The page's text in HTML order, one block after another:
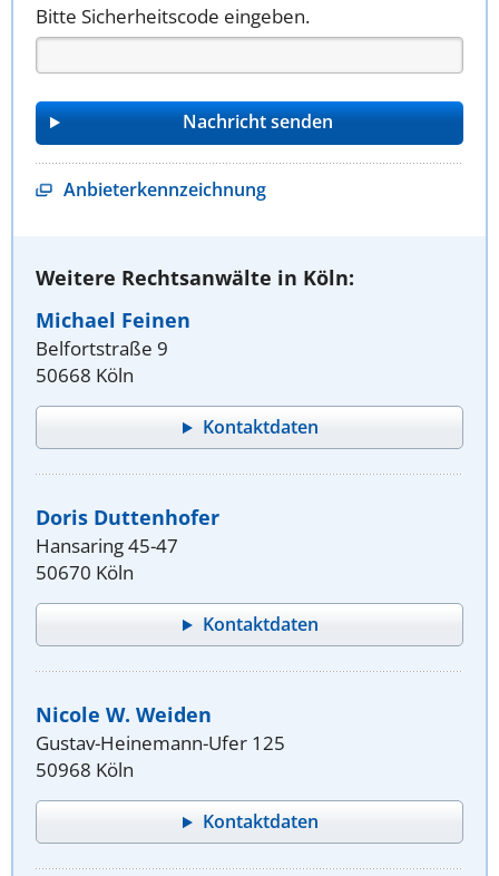
Bitte Sicherheitscode eingeben.
Anbieterkennzeichnung
Weitere Rechtsanwälte in Köln:
Michael Feinen
Belfortstraße 9
50668 Köln
Kontaktdaten
Doris Duttenhofer
Hansaring 45-47
50670 Köln
Kontaktdaten
Nicole W. Weiden
Gustav-Heinemann-Ufer 125
50968 Köln
Kontaktdaten